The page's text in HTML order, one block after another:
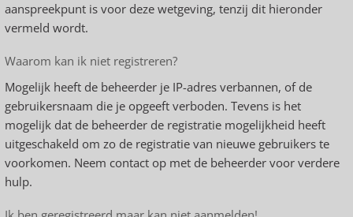
aanspreekpunt is voor deze wetgeving, tenzij dit hieronder
vermeld wordt.
Waarom kan ik niet registreren?
Mogelijk heeft de beheerder je IP-adres verbannen, of de
gebruikersnaam die je opgeeft verboden. Tevens is het
mogelijk dat de beheerder de registratie mogelijkheid heeft
uitgeschakeld om zo de registratie van nieuwe gebruikers te
voorkomen. Neem contact op met de beheerder voor verdere
hulp.